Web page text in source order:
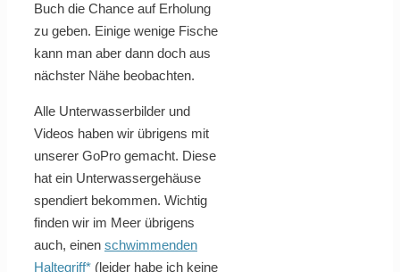
Buch die Chance auf Erholung
zu geben. Einige wenige Fische
kann man aber dann doch aus
nächster Nähe beobachten.
Alle Unterwasserbilder und
Videos haben wir übrigens mit
unserer GoPro gemacht. Diese
hat ein Unterwassergehäuse
spendiert bekommen. Wichtig
finden wir im Meer übrigens
auch, einen schwimmenden
Haltegriff* (leider habe ich keine